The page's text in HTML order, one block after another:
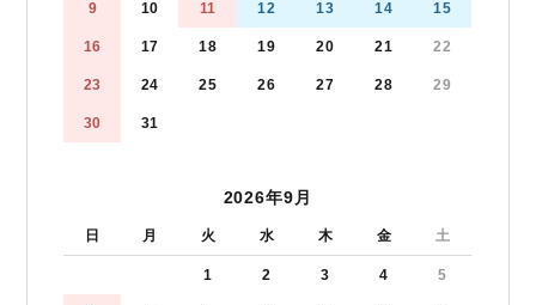
9 10 11 12 13 14 15
16 17 18 19 20 21 22
23 24 25 26 27 28 29
30 31
2026年9月
日 月 火 水 木 金 土
1 2 3 4 5